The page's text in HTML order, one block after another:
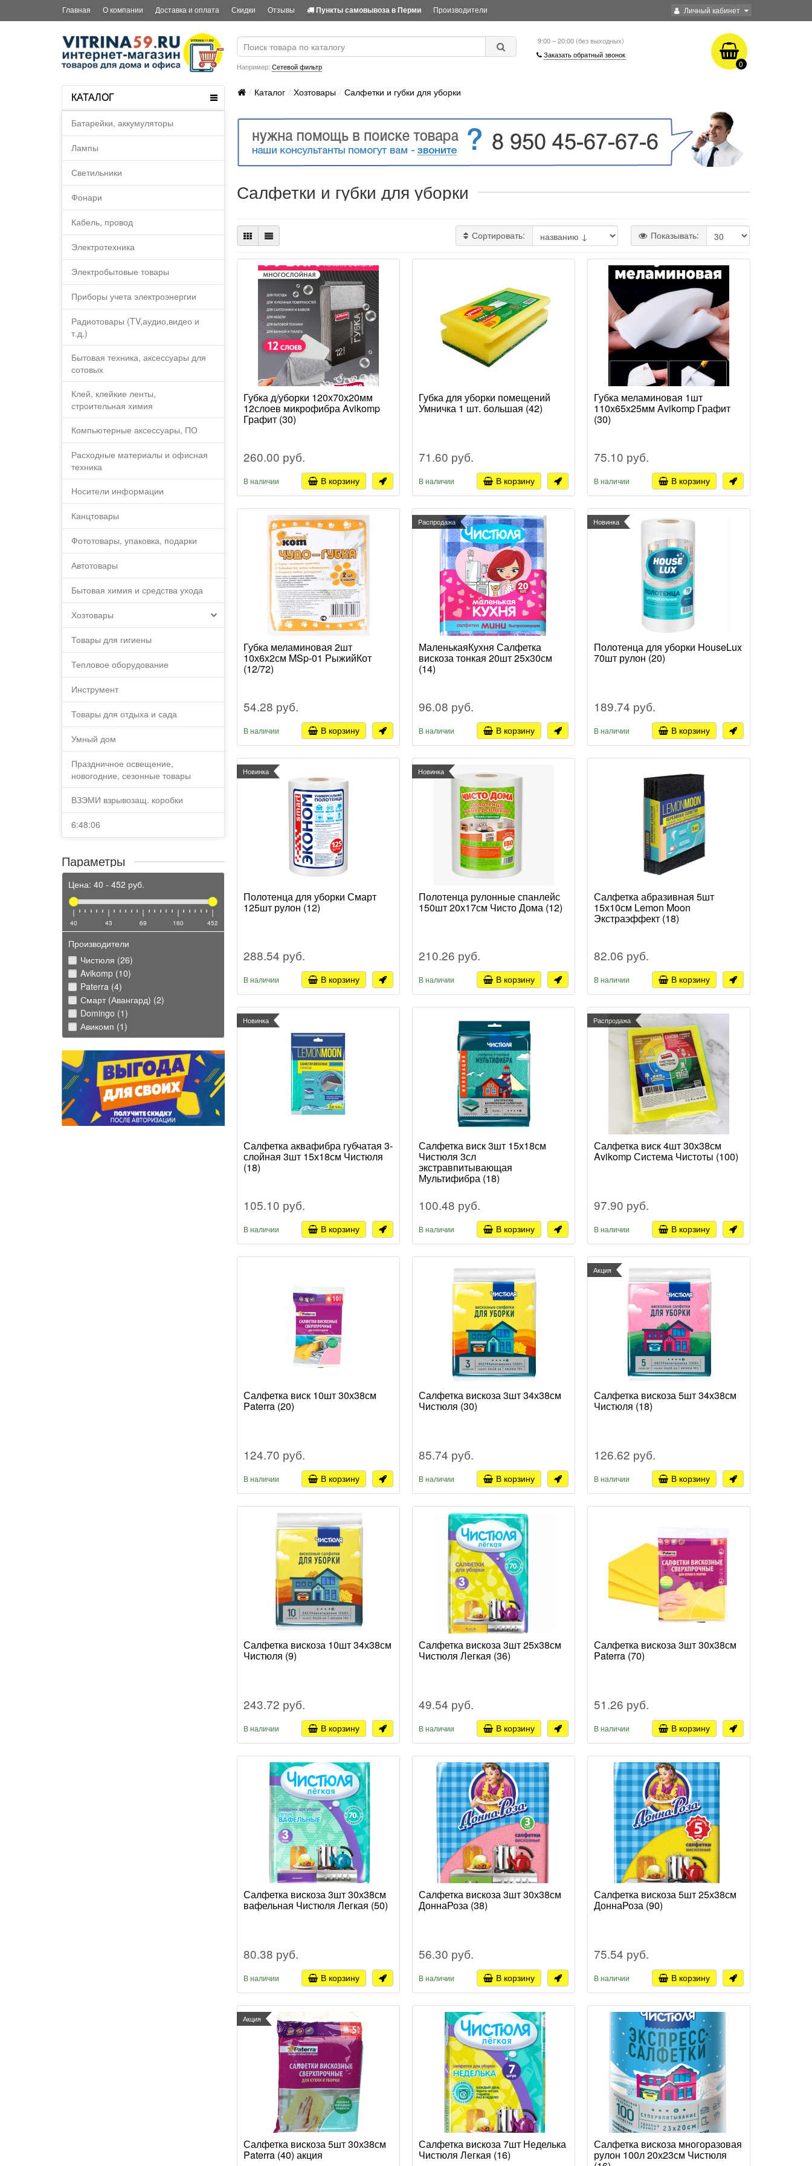
Личный кабинет
Главная О компании Доставка и оплата Скидки Отзывы Пункты самовывоза в Перми Производители
Например: Сетевой фильтр
9:00 – 20:00 (без выходных)
Заказать обратный звонок
0
КАТАЛОГ
Батарейки, аккумуляторы
Лампы
Светильники
Фонари
Кабель, провод
Электротехника
Электробытовые товары
Приборы учета электроэнергии
Радиотовары (TV,аудио,видео и
т.д.)
Бытовая техника, аксессуары для
сотовых
Клей, клейкие ленты,
строительная химия
Компьютерные аксессуары, ПО
Расходные материалы и офисная
техника
Носители информации
Канцтовары
Фототовары, упаковка, подарки
Автотовары
Бытовая химия и средства ухода
Хозтовары
Товары для гигиены
Тепловое оборудование
Инструмент
Товары для отдыха и сада
Умный дом
Праздничное освещение,
новогодние, сезонные товары
ВЗЭМИ взрывозащ. коробки
6:48:06
Каталог Хозтовары Салфетки и губки для уборки
Параметры
Цена: 40 - 452 руб.
40 43 69 160 452
Производители
Чистюля (26)
Avikomp (10)
Paterra (4)
Смарт (Авангард) (2)
Domingo (1)
Авикомп (1)
Салфетки и губки для уборки
Сортировать: Показывать:
Губка д/уборки 120х70х20мм
12слоев микрофибра Avikomp
Графит (30)
260.00 руб.
В наличии В корзину
Губка для уборки помещений
Умничка 1 шт. большая (42)
71.60 руб.
В наличии В корзину
Губка меламиновая 1шт
110х65х25мм Avikomp Графит
(30)
75.10 руб.
В наличии В корзину
Губка меламиновая 2шт
10х6х2см MSp-01 РыжийКот
(12/72)
54.28 руб.
В наличии В корзину
Распродажа
МаленькаяКухня Салфетка
вискоза тонкая 20шт 25х30см
(14)
96.08 руб.
В наличии В корзину
Новинка
Полотенца для уборки HouseLux
70шт рулон (20)
189.74 руб.
В наличии В корзину
Новинка
Полотенца для уборки Смарт
125шт рулон (12)
288.54 руб.
В наличии В корзину
Новинка
Полотенца рулонные спанлейс
150шт 20х17см Чисто Дома (12)
210.26 руб.
В наличии В корзину
Салфетка абразивная 5шт
15х10см Lemon Moon
Экстраэффект (18)
82.06 руб.
В наличии В корзину
Новинка
Салфетка аквафибра губчатая 3-
слойная 3шт 15х18см Чистюля
(18)
105.10 руб.
В наличии В корзину
Салфетка виск 3шт 15х18см
Чистюля 3сл
экстравпитывающая
Мультифибра (18)
100.48 руб.
В наличии В корзину
Распродажа
Салфетка виск 4шт 30х38см
Avikomp Система Чистоты (100)
97.90 руб.
В наличии В корзину
Салфетка виск 10шт 30х38см
Paterra (20)
124.70 руб.
В наличии В корзину
Салфетка вискоза 3шт 34х38см
Чистюля (30)
85.74 руб.
В наличии В корзину
Акция
Салфетка вискоза 5шт 34х38см
Чистюля (18)
126.62 руб.
В наличии В корзину
Салфетка вискоза 10шт 34х38см
Чистюля (9)
243.72 руб.
В наличии В корзину
Салфетка вискоза 3шт 25х38см
Чистюля Легкая (36)
49.54 руб.
В наличии В корзину
Салфетка вискоза 3шт 30х38см
Paterra (70)
51.26 руб.
В наличии В корзину
Салфетка вискоза 3шт 30х38см
вафельная Чистюля Легкая (50)
80.38 руб.
В наличии В корзину
Салфетка вискоза 3шт 30х38см
ДоннаРоза (38)
56.30 руб.
В наличии В корзину
Салфетка вискоза 5шт 25х38см
ДоннаРоза (90)
75.54 руб.
В наличии В корзину
Акция
Салфетка вискоза 5шт 30х38см
Paterra (40) акция
Салфетка вискоза 7шт Неделька
Чистюля Легкая (16)
Салфетка вискоза многоразовая
рулон 100л 20х23см Чистюля